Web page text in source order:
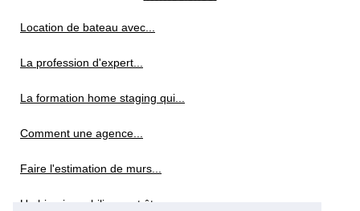
Location de bateau avec...
La profession d'expert...
La formation home staging qui...
Comment une agence...
Faire l'estimation de murs...
Un bien immobilier peut être...